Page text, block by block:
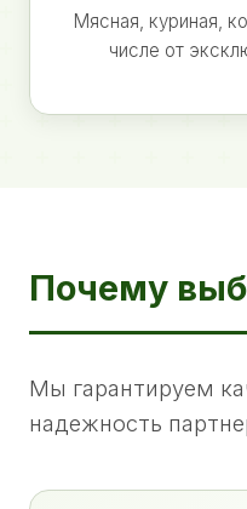
Мясная, куриная,
числе от
Почему
Мы гарантируем
надежность